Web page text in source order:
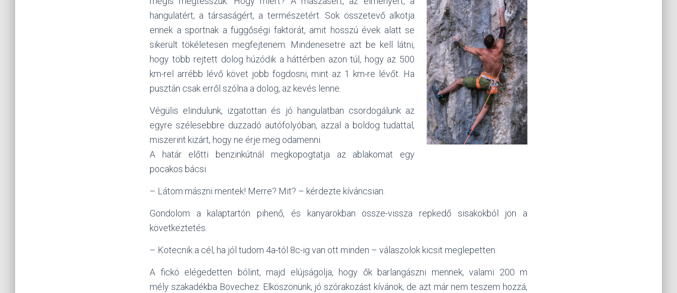
hangulatért, a társaságért, a természetért. Sok összetevő alkotja
ennek a sportnak a függőségi faktorát, amit hosszú évek alatt se
sikerült tökéletesen megfejtenem. Mindenesetre azt be kell látni,
hogy több rejtett dolog húzódik a háttérben azon túl, hogy az 500
km-rel arrébb lévő követ jobb fogdosni, mint az 1 km-re lévőt. Ha
pusztán csak erről szólna a dolog, az kevés lenne.
Végülis elindulunk, izgatottan és jó hangulatban csordogálunk az
egyre szélesebbre duzzadó autófolyóban, azzal a boldog tudattal,
miszerint kizárt, hogy ne érje meg odamenni.
A határ előtti benzinkútnál megkopogtatja az ablakomat egy
pocakos bácsi.
– Látom mászni mentek! Merre? Mit? – kérdezte kíváncsian.
Gondolom a kalaptartón pihenő, és kanyarokban össze-vissza repkedő sisakokból jön a
következtetés.
– Kotecnik a cél, ha jól tudom 4a-tól 8c-ig van ott minden – válaszolok kicsit meglepetten.
A fickó elégedetten bólint, majd elújságolja, hogy ők barlangászni mennek, valami 200 m
mély szakadékba Bovechez. Elköszönünk, jó szórakozást kívánok, de azt már nem teszem hozzá,